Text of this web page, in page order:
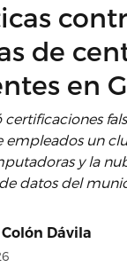
de
en
un
y la
datos del
Dávila